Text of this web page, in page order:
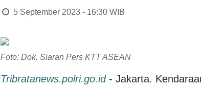
5 September 2023 - 16:30WIB
Foto: Dok. Siaran Pers KTT ASEAN
Tribratanews.polri.go.id- Jakarta.